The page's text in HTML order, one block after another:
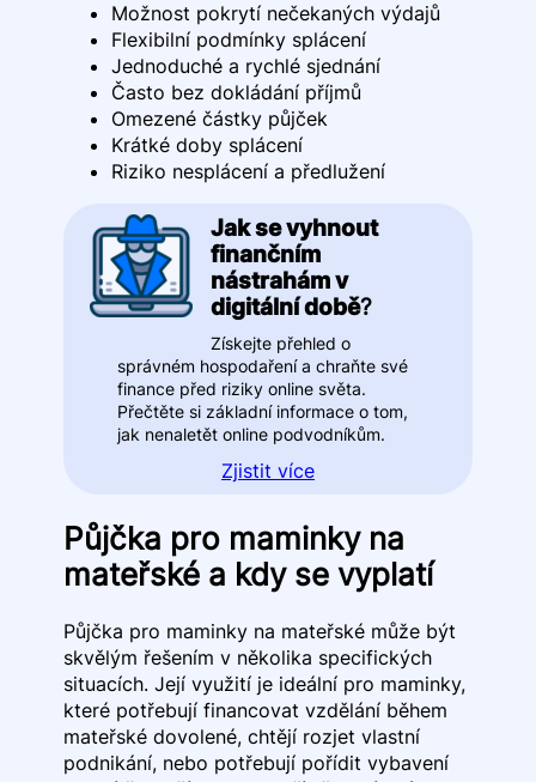
Možnost pokrytí nečekaných výdajů
Flexibilní podmínky splácení
Jednoduché a rychlé sjednání
Často bez dokládání příjmů
Omezené částky půjček
Krátké doby splácení
Riziko nesplácení a předlužení
Jak se vyhnout
finančním
nástrahám v
digitální době?
Získejte přehled o
správném hospodaření a chraňte své
finance před riziky online světa.
Přečtěte si základní informace o tom,
jak nenaletět online podvodníkům.
Zjistit více
Půjčka pro maminky na
mateřské a kdy se vyplatí
Půjčka pro maminky na mateřské může být
skvělým řešením v několika specifických
situacích. Její využití je ideální pro maminky,
které potřebují financovat vzdělání během
mateřské dovolené, chtějí rozjet vlastní
podnikání, nebo potřebují pořídit vybavení